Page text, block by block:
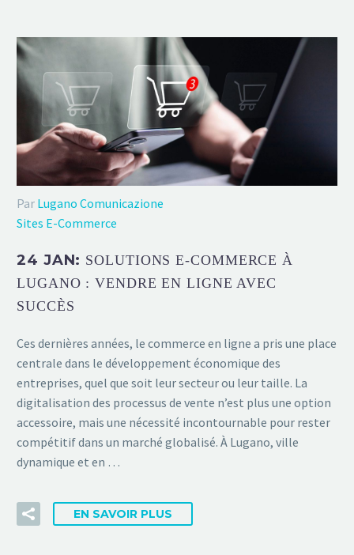
Par Lugano Comunicazione
Sites E-Commerce
24 JAN: SOLUTIONS E-COMMERCE À
LUGANO : VENDRE EN LIGNE AVEC
SUCCÈS
Ces dernières années, le commerce en ligne a pris une place
centrale dans le développement économique des
entreprises, quel que soit leur secteur ou leur taille. La
digitalisation des processus de vente n’est plus une option
accessoire, mais une nécessité incontournable pour rester
compétitif dans un marché globalisé. À Lugano, ville
dynamique et en …
EN SAVOIR PLUS